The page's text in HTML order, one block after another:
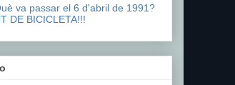
va passar el 6 d'abril de 1991?
DE BICICLETA!!!